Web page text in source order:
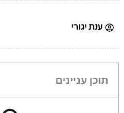
ענת יגורי
תוכן עניינים